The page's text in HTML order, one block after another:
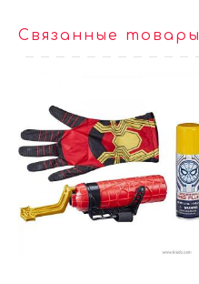
Связанные товары